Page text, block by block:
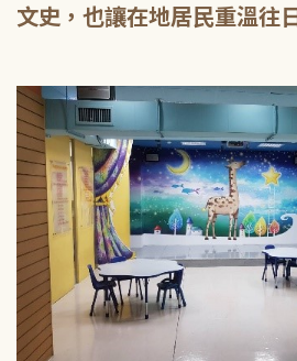
文史，也讓在地居民重溫往